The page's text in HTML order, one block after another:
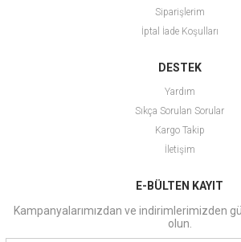
Siparişlerim
İptal İade Koşulları
DESTEK
Yardım
Sıkça Sorulan Sorular
Kargo Takip
İletişim
E-BÜLTEN KAYIT
Kampanyalarımızdan ve indirimlerimizden
olun.